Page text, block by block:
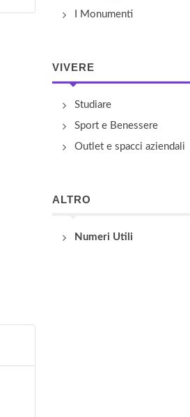
I Monumenti
VIVERE
Studiare
Sport e Benessere
Outlet e spacci aziendali
ALTRO
Numeri Utili